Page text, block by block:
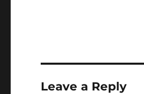
Leave a Reply